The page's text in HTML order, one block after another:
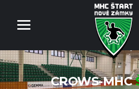
CROWS-MHC